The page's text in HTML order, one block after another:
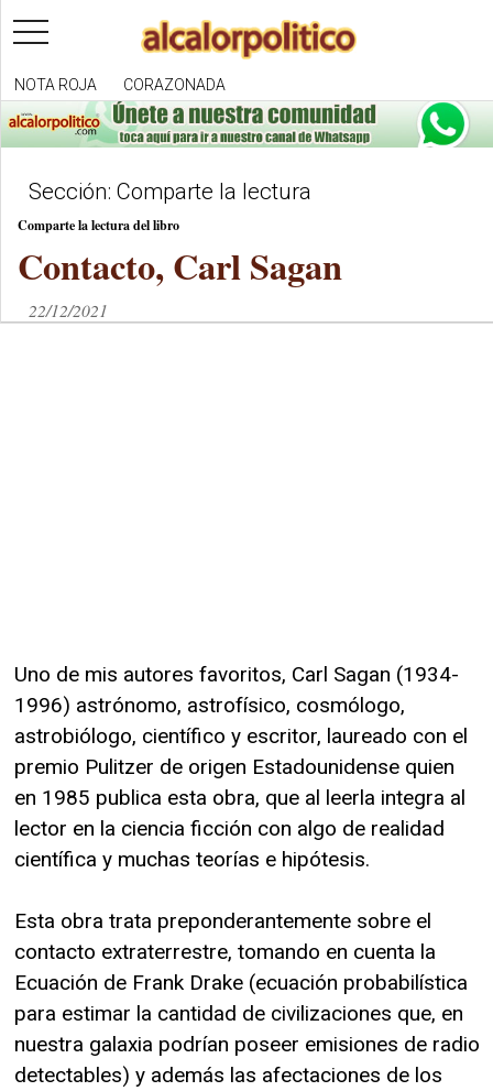
toggle
navigation
NOTA ROJA CORAZONADA
Sección: Comparte la lectura
Comparte la lectura del libro
Contacto, Carl Sagan
22/12/2021
Uno de mis autores favoritos, Carl Sagan (1934-
1996) astrónomo, astrofísico, cosmólogo,
astrobiólogo, científico y escritor, laureado con el
premio Pulitzer de origen Estadounidense quien
en 1985 publica esta obra, que al leerla integra al
lector en la ciencia ficción con algo de realidad
científica y muchas teorías e hipótesis.
Esta obra trata preponderantemente sobre el
contacto extraterrestre, tomando en cuenta la
Ecuación de Frank Drake (ecuación probabilística
para estimar la cantidad de civilizaciones que, en
nuestra galaxia podrían poseer emisiones de radio
detectables) y además las afectaciones de los